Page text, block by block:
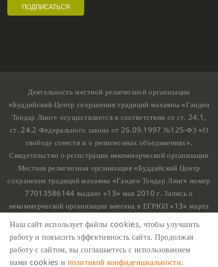
Деятельность местной религиозной организации
«Буддийский Центр сохранения традиций махаяны «Ганден
Тендар Линг» осуществляется в соответствии со ст. 24.1,
ст. 24.2 Федерального закона от 26.09.1997 №125-ФЗ «О
свободе совести и о религиозных объединениях».
Свидетельство о регистрации некоммерческой организации
Местная религиозная организация «Буддийский Центр
сохранения традиций махаяны «Ганден Тендар Линг» номер
77013586144 выдано «13» мая 2010 г. Запись о
некоммерческой организации внесена в ЕГРЮЛ «13» марта
номером 1107799015708.
Ганден Тендар Линг © 2020 Все права защищены
Наш адрес : г. Москва, Нахимовский проспект, 32. Этаж
Наш сайт использует файлы cookies, чтобы улучшить
работу и повысить эффективность сайта. Продолжая
работу с сайтом, вы соглашаетесь с использованием
нами cookies и политикой конфиденциальности.